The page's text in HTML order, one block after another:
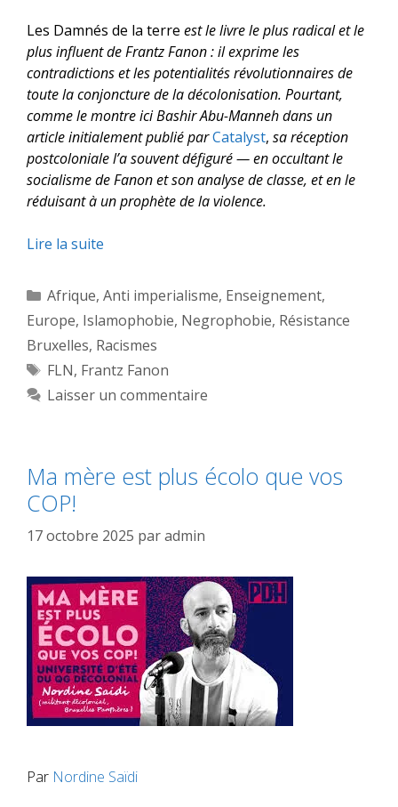
Les Damnés de la terre est le livre le plus radical et le
plus influent de Frantz Fanon : il exprime les
contradictions et les potentialités révolutionnaires de
toute la conjoncture de la décolonisation. Pourtant,
comme le montre ici Bashir Abu-Mannehdans un
article initialement publié parCatalyst, sa réception
postcoloniale l’a souvent défiguré — en occultant le
socialisme de Fanon et son analyse de classe, et en le
réduisant à un prophète de la violence.
Lire la suite
Catégories
Afrique, Anti imperialisme, Enseignement,
Europe, Islamophobie, Negrophobie, Résistance
Bruxelles, Racismes
Étiquettes
FLN, Frantz Fanon
Laisser un commentaire
Ma mère est plus écolo que vos
COP!
17 octobre 2025 paradmin
Par Nordine Saïdi